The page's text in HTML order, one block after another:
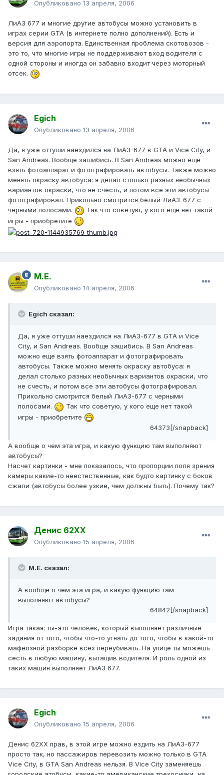
Опубликовано 13 апреля, 2006
ЛиАЗ 677 и многие другие автобусы можно установить в
играх серии GTA (в интернете полно дополнений). Есть и
версия для аэропорта. Единственная проблема скотовозов -
это то, что многие игры не поддерживают вход водителя с
одной стороны и иногда он забавно входит через моторный
отсек.
Egich
Опубликовано 13 апреля, 2006
Да, я уже оттуши наездился на ЛиАЗ-677 в GTA и Vice City, и
San Andreas. Вообще зашибись. В San Andreas можно еще
взять фотоаппарат и фотографировать автобусы. Также можно
менять окраску автобуса: я делал столько разных необычных
вариантов окраски, что не счесть, и потом все эти автобусы
фотографировал. Прикольно смотрится белый ЛиАЗ-677 с
черными полосами.
Так что советую, у кого еще нет такой
игры - приобретите
М.Е.
Опубликовано 14 апреля, 2006
Egich сказал:
Да, я уже оттуши наездился на ЛиАЗ-677 в GTA и Vice
City, и San Andreas. Вообще зашибись. В San Andreas
можно еще взять фотоаппарат и фотографировать
автобусы. Также можно менять окраску автобуса: я
делал столько разных необычных вариантов окраски, что
не счесть, и потом все эти автобусы фотографировал.
Прикольно смотрится белый ЛиАЗ-677 с черными
полосами.
Так что советую, у кого еще нет такой
игры - приобретите
64373[/snapback]
А вообще о чем эта игра, и какую функцию там выполняют
автобусы?
Насчет картинки - мне показалось, что пропорции поля зрения
камеры какие-то неестественные, как будто картинку с боков
сжали (автобусы более узкие, чем должны быть). Почему так?
Денис 62ХХ
Опубликовано 15 апреля, 2006
М.Е. сказал:
А вообще о чем эта игра, и какую функцию там
выполняют автобусы?
64842[/snapback]
Игра такая: ты-это человек, который выполняет различные
задания от того, чтобы что-то угнать до того, чтобы в какой-то
мафеозной разборке всех переубивать. На улице ты можешь
сесть в любую машину, вытащив водителя. И роль одной из
таких машин выполняет ЛиАЗ 677.
Egich
Опубликовано 15 апреля, 2006
Денис 62XX прав, в этой игре можно ездить на ЛиАЗ-677
просто так, но пассажиров перевозить можно только в GTA
Vice City, в GTA San Andreas нельзя. В Vice City заменяешь